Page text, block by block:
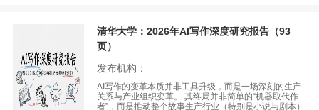
清华大学：2026年AI写作深度研究报告（93
页）
发布机构：
AI写作的变革本质并非工具升级，而是一场深刻的生产
关系与产业组织变革。 其终局并非简单的“机器取代作
者”，而是推动整个故事生产行业（特别是小说与剧本）